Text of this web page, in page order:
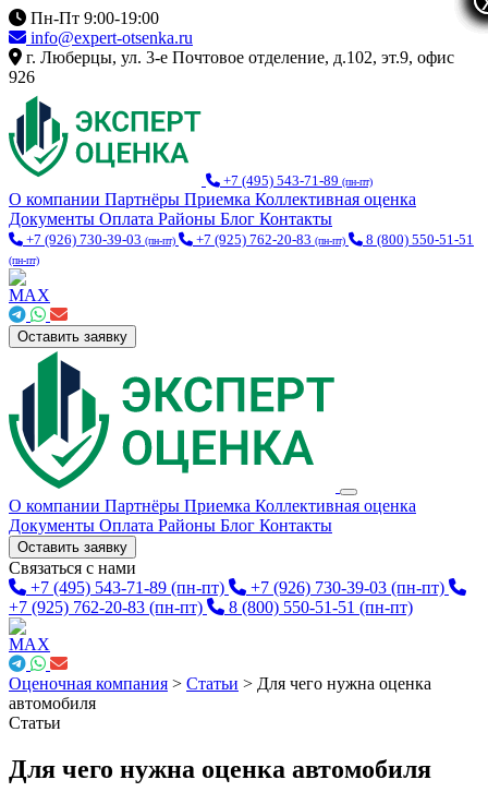
Пн-Пт 9:00-19:00
info@expert-otsenka.ru
г. Люберцы, ул. 3-е Почтовое отделение, д.102, эт.9, офис
926
+7 (495) 543-71-89 (пн-пт)
О компании Партнёры Приемка Коллективная оценка
Документы Оплата Районы Блог Контакты
+7 (926) 730-39-03 (пн-пт) +7 (925) 762-20-83 (пн-пт) 8 (800) 550-51-51
(пн-пт)
Оставить заявку
О компании Партнёры Приемка Коллективная оценка
Документы Оплата Районы Блог Контакты
Оставить заявку
Связаться с нами
+7 (495) 543-71-89 (пн-пт) +7 (926) 730-39-03 (пн-пт)
+7 (925) 762-20-83 (пн-пт) 8 (800) 550-51-51 (пн-пт)
Оценочная компания > Статьи > Для чего нужна оценка
автомобиля
Статьи
Для чего нужна оценка автомобиля